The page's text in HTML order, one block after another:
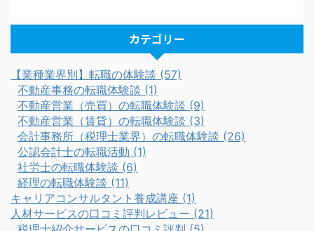
カテゴリー
【業種業界別】転職の体験談 (57)
不動産事務の転職体験談 (1)
不動産営業（売買）の転職体験談 (9)
不動産営業（賃貸）の転職体験談 (3)
会計事務所（税理士業界）の転職体験談 (26)
公認会計士の転職活動 (1)
社労士の転職体験談 (6)
経理の転職体験談 (11)
キャリアコンサルタント養成講座 (1)
人材サービスの口コミ評判レビュー (21)